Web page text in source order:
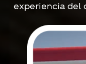
experiencia del